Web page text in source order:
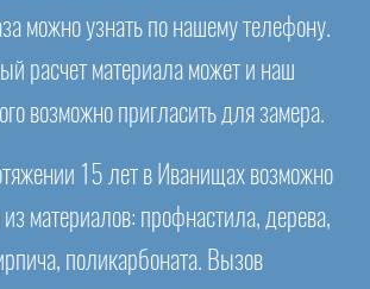
можно узнать по нашему телефону.
расчет материала может и наш
возможно пригласить для замера.
15 лет в Иванищах возможно
материалов: профнастила, дерева,
поликарбоната. Вызов